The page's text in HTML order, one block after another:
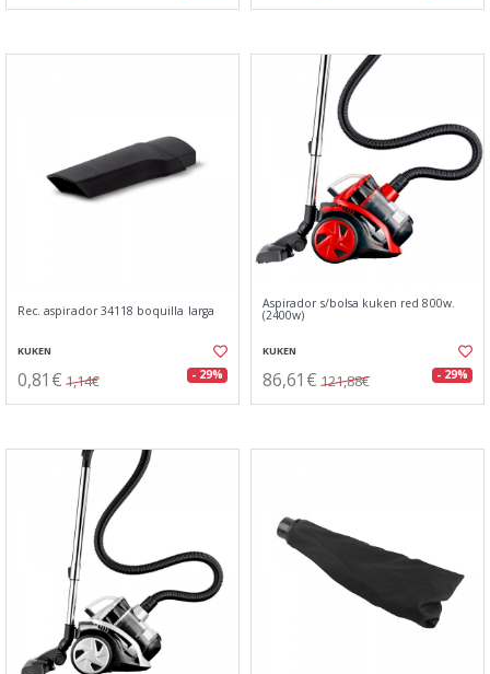
Rec. aspirador 34118 boquilla larga
KUKEN
0,81€ 1,14€ - 29%
Aspirador s/bolsa kuken red 800w.
(2400w)
KUKEN
86,61€ 121,88€ - 29%